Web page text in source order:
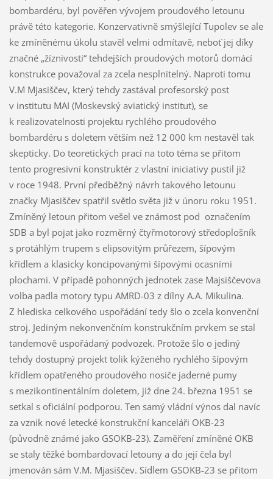
bombardéru, byl pověřen vývojem proudového letounu
právě této kategorie. Konzervativně smýšlející Tupolev se ale
ke zmíněnému úkolu stavěl velmi odmítavě, neboť jej díky
značné „žíznivosti“ tehdejších proudových motorů domácí
konstrukce považoval za zcela nesplnitelný. Naproti tomu
V.M Mjasiščev, který tehdy zastával profesorský post
v institutu MAI (Moskevský aviatický institut), se
k realizovatelnosti projektu rychlého proudového
bombardéru s doletem větším než 12 000 km nestavěl tak
skepticky. Do teoretických prací na toto téma se přitom
tento progresivní konstruktér z vlastní iniciativy pustil již
v roce 1948. První předběžný návrh takového letounu
značky Mjasiščev spatřil světlo světa již v únoru roku 1951.
Zmíněný letoun přitom vešel ve známost pod označením
SDB a byl pojat jako rozměrný čtyřmotorový středoplošník
s protáhlým trupem s elipsovitým průřezem, šípovým
křídlem a klasicky koncipovanými šípovými ocasními
plochami. V případě pohonných jednotek zase Majsiščevova
volba padla motory typu AMRD-03 z dílny A.A. Mikulina.
Z hlediska celkového uspořádání tedy šlo o zcela konvenční
stroj. Jediným nekonvenčním konstrukčním prvkem se stal
tandemově uspořádaný podvozek. Protože šlo o jediný
tehdy dostupný projekt tolik kýženého rychlého šípovým
křídlem opatřeného proudového nosiče jaderné pumy
s mezikontinentálním doletem, již dne 24. března 1951 se
setkal s oficiální podporou. Ten samý vládní výnos dal navíc
za vznik nové letecké konstrukční kanceláři OKB-23
(původně známé jako GSOKB-23). Zaměření zmíněné OKB
se staly těžké bombardovací letouny a do její čela byl
jmenován sám V.M. Mjasiščev. Sídlem GSOKB-23 se přitom